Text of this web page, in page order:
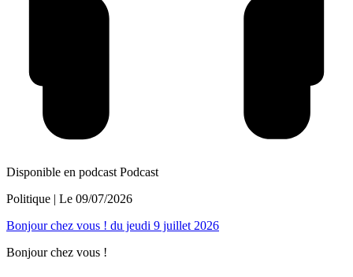
Disponible en podcast Podcast
Politique | Le 09/07/2026
Bonjour chez vous ! du jeudi 9 juillet 2026
Bonjour chez vous !